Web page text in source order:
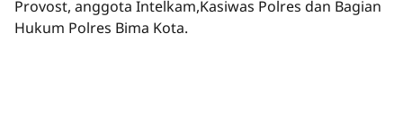
Provost, anggota Intelkam,Kasiwas Polres dan Bagian
Hukum Polres Bima Kota.